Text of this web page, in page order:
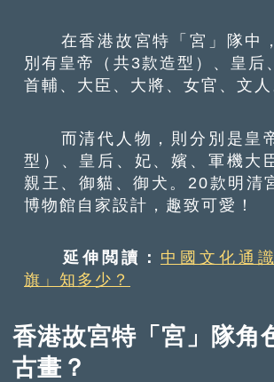
在香港故宮特「宮」隊中
別有皇帝（共3款造型）、皇后
首輔、大臣、大將、女官、文人
而清代人物，則分別是皇
型）、皇后、妃、嬪、軍機大
親王、御貓、御犬。20款明清
博物館自家設計，趣致可愛！
延伸閲讀： 中國文化通
旗」知多少？
香港故宮特「宮」隊角
古畫？